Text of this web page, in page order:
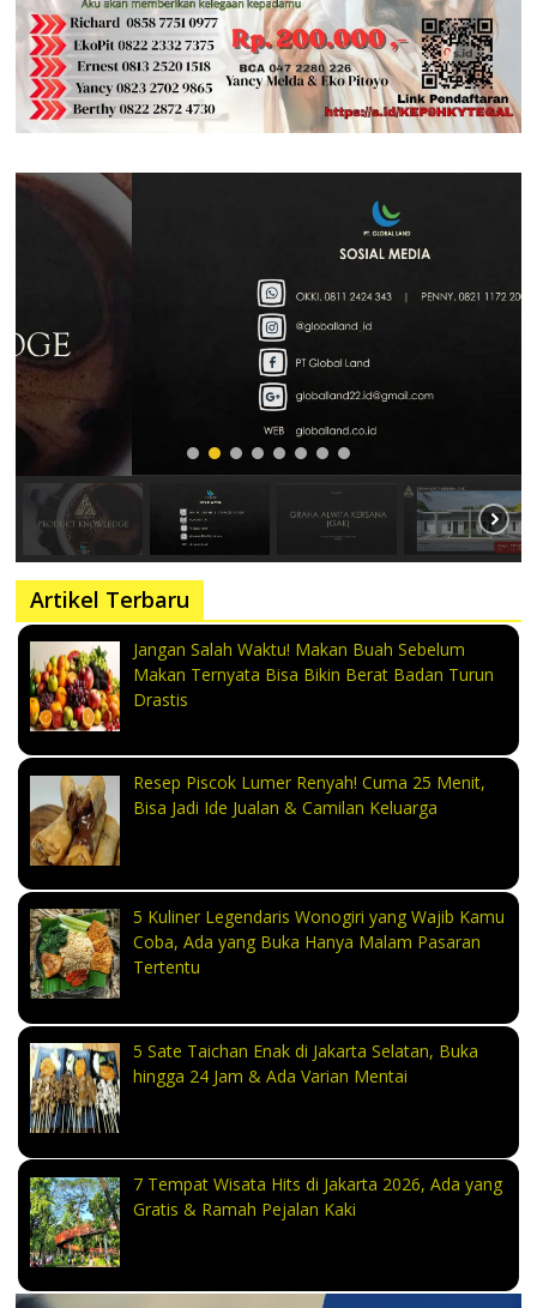
Artikel Terbaru
Jangan Salah Waktu! Makan Buah Sebelum
Makan Ternyata Bisa Bikin Berat Badan Turun
Drastis
Resep Piscok Lumer Renyah! Cuma 25 Menit,
Bisa Jadi Ide Jualan & Camilan Keluarga
5 Kuliner Legendaris Wonogiri yang Wajib Kamu
Coba, Ada yang Buka Hanya Malam Pasaran
Tertentu
5 Sate Taichan Enak di Jakarta Selatan, Buka
hingga 24 Jam & Ada Varian Mentai
7 Tempat Wisata Hits di Jakarta 2026, Ada yang
Gratis & Ramah Pejalan Kaki